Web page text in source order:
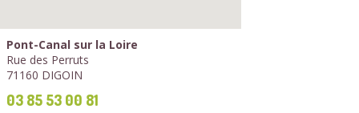
Pont-Canal sur la Loire
Rue des Perruts
71160 DIGOIN
03 85 53 00 81